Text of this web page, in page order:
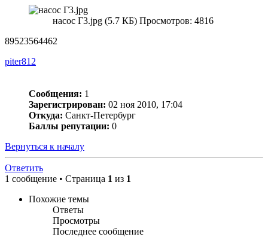
насос Г3.jpg (5.7 КБ) Просмотров: 4816
89523564462
piter812
Сообщения: 1
Зарегистрирован: 02 ноя 2010, 17:04
Откуда: Санкт-Петербург
Баллы репутации: 0
Вернуться к началу
Ответить
1 сообщение • Страница 1 из 1
Похожие темы
Ответы
Просмотры
Последнее сообщение